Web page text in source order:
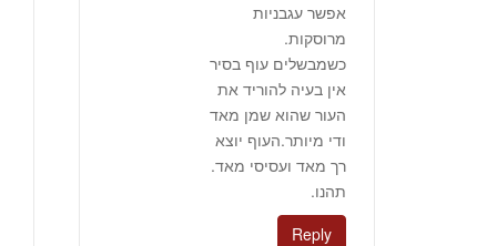
אפשר עגבניות
מרוסקות.
כשמבשלים עוף בסיר
אין בעיה להוריד את
העור שהוא שמן מאד
ודי מיותר.העוף יוצא
רך מאד ועסיסי מאד.
תהנו.
Reply